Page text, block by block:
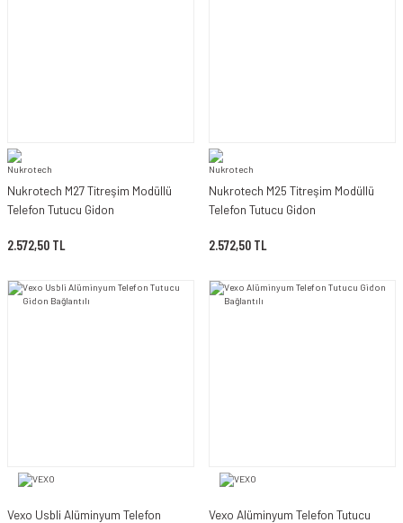
Nukrotech M27 Titreşim Modüllü
Telefon Tutucu Gidon
2.572,50 TL
Nukrotech M25 Titreşim Modüllü
Telefon Tutucu Gidon
2.572,50 TL
Vexo Usbli Alüminyum Telefon
Vexo Alüminyum Telefon Tutucu